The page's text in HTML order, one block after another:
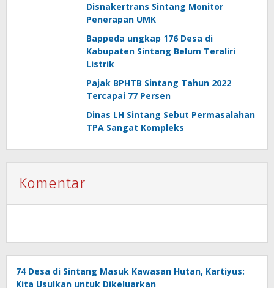
Disnakertrans Sintang Monitor
Penerapan UMK
Bappeda ungkap 176 Desa di
Kabupaten Sintang Belum Teraliri
Listrik
Pajak BPHTB Sintang Tahun 2022
Tercapai 77 Persen
Dinas LH Sintang Sebut Permasalahan
TPA Sangat Kompleks
Komentar
74 Desa di Sintang Masuk Kawasan Hutan, Kartiyus:
Kita Usulkan untuk Dikeluarkan